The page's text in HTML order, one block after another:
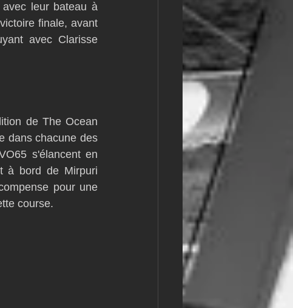
leur bateau à
finale, avant
avec Clarisse
de The Ocean
dans chacune des
s'élancent en
à bord de Mirpuri
pour une
course.